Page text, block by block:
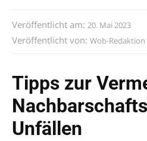
Veröffentlicht am: 20. Mai 2023
Veröffentlicht von: Wob-Redaktion
Tipps zur
Unfällen